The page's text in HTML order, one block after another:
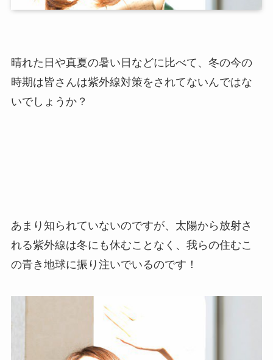
晴れた日や真夏の暑い日などに比べて、冬の今の
時期は皆さんは紫外線対策をされてないんではな
いでしょうか？
あまり知られていないのですが、太陽から放射さ
れる紫外線は冬にも休むことなく、我らの住むこ
の青き地球に振り注いでいるのです！